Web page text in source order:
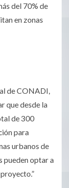
del 70% de
en zonas
de CONADI,
que desde la
de 300
para
urbanos de
pueden optar a